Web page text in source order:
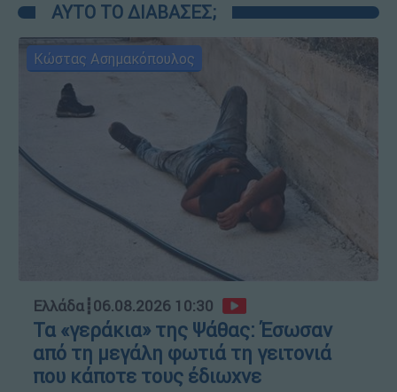
ΑΥΤΟ ΤΟ ΔΙΑΒΑΣΕΣ;
Κώστας Ασημακόπουλος
Ελλάδα┋06.08.2026 10:30
Τα «γεράκια» της Ψάθας: Έσωσαν
από τη μεγάλη φωτιά τη γειτονιά
που κάποτε τους έδιωχνε